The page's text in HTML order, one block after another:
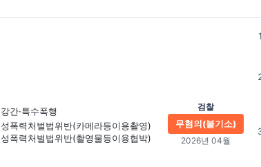
강간·특수폭행
성폭력처벌법위반(카메라등이용촬영)
성폭력처벌법위반(촬영물등이용협박)
검찰
무혐의(불기소)
2026년 04월